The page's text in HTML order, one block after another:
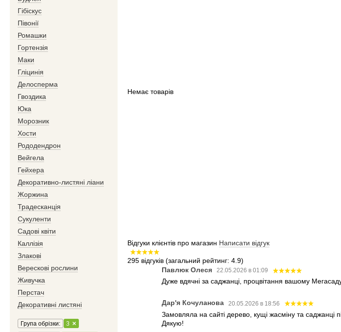
Немає товарів
Відгуки клієнтів про магазин Написати відгук
295 відгуків (загальний рейтинг: 4.9)
Павлюк Олеся
22.05.2026 в 01:09
Дуже вдячні за саджанці, процвітання вашому
Дар'я Кочуланова 20.05.2026 в 18:56
Замовляла на сайті дерево, кущі жасміну та саджанці
Дякую!
Гібіскус
Півонії
Ромашки
Гортензія
Маки
Гліцинія
Делосперма
Гвоздика
Юка
Морозник
Хости
Рододендрон
Вейгела
Гейхера
Декоративно-листяні ліани
Жоржина
Традесканція
Сукуленти
Садові квіти
Каллізія
Злакові
Верескові рослини
Живучка
Перстач
Декоративні листяні
Група обрізки:
3